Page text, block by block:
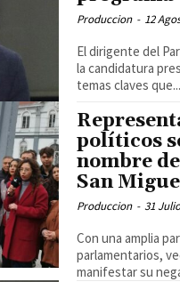
Produccion - 12
El dirigente del
la candidatura
temas claves que...
políticos
nombre
San
Produccion - 31
Con una amplia
parlamentarios,
manifestar su